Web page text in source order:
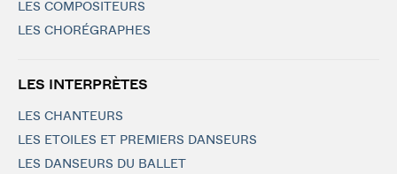
LES COMPOSITEURS
LES CHORÉGRAPHES
LES INTERPRÈTES
LES CHANTEURS
LES ETOILES ET PREMIERS DANSEURS
LES DANSEURS DU BALLET